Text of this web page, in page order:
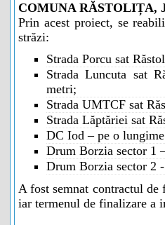
COMUNA RĂSTOLIȚA,
Prin acest proiect, se
străzi:
Strada Porcu sat
Strada Luncuta sat
metri;
Strada UMTCF sat
Strada Lăptăriei sat
DC Iod – pe o
Drum Borzia sector 1
Drum Borzia sector 2
A fost semnat contractul
iar termenul de finalizare a